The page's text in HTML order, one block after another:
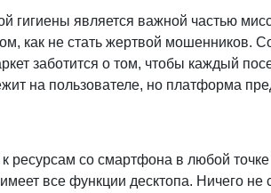
гигиены является важной частью
как не стать жертвой мошенников.
заботится о том, чтобы каждый
на пользователе, но платформа
ресурсам со смартфона в любой
все функции десктопа. Ничего